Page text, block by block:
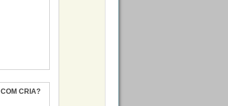
COM CRIA?